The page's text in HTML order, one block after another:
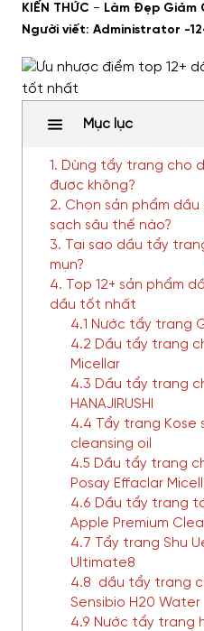
KIẾN THỨC - Làm Đẹp Giảm
Người viết: Administrator -
Mục lục
1. Dùng tẩy trang cho
được không?
2. Chọn sản phẩm
sạch sâu thế nào?
3. Tại sao dầu tẩy
mụn?
4. Top 12+ sản phẩm
dầu tốt nhất
4.1 Nước tẩy trang
4.2 Dầu tẩy trang
Micellar
4.3 Dầu tẩy trang
HANAJIRUSHI
4.4 Tẩy trang Kose
cleansing oil
4.5 Dầu tẩy trang
Posay Effaclar
4.6 Dầu tẩy trang
Apple Premium
4.7 Tẩy trang Shu
Ultimate8
4.8 dầu tẩy trang
Sensibio H20 Water
4.9 Nước tẩy trang